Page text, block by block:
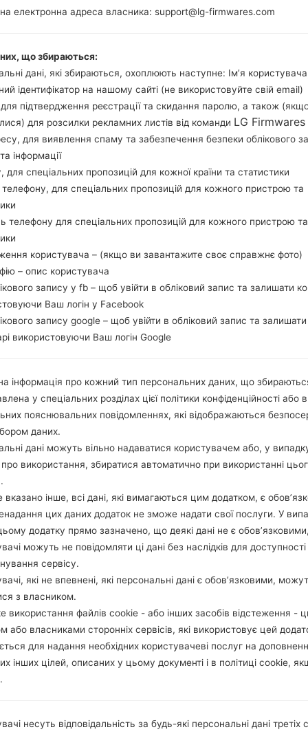
1GB
Buy accessories on
Головна →Серія →LG K8 LTE →LGK350Z
електронна адреса власника: support@lg-firmwares.com
що збираються:
дані, які збираються, охоплюють наступне: Ім’я
ідентифікатор на нашому сайті (не використовуйте свій email)
підтвердження реєстрації та скидання паролю, а також
для розсилки рекламних листів від команди LG Firmwares
для виявлення спаму та забезпечення безпеки облікового
інформації
для спеціальних пропозицій для кожної країни та статистики
для спеціальних пропозицій для кожного пристрою та
телефону для спеціальних пропозицій для кожного пристрою та
користувача – (якщо ви завантажите своє справжнє фото)
– опис користувача
запису у fb – щоб увійти в обліковий запис та залишати
Ваш логін у Facebook
запису google – щоб увійти в обліковий запис та залишати
використовуючи Ваш логін Google
інформація про кожний тип персональних даних, що
у спеціальних розділах цієї політики конфіденційності або в
пояснювальних повідомленнях, які відображаються
даних.
дані можуть вільно надаватися користувачем або, у
використання, збиратися автоматично при використанні
інше, всі дані, які вимагаються цим додатком, є
цих даних додаток не зможе надати свої послуги. У
додатку прямо зазначено, що деякі дані не є обов’язковими,
можуть не повідомляти ці дані без наслідків для
сервісу.
які не впевнені, які персональні дані є обов’язковими,
з власником.
використання файлів cookie - або інших засобів відстеження -
або власниками сторонніх сервісів, які використовує цей
для надання необхідних користувачеві послуг на
інших цілей, описаних у цьому документі і в політиці cookie,
несуть відповідальність за будь-які персональні дані третіх